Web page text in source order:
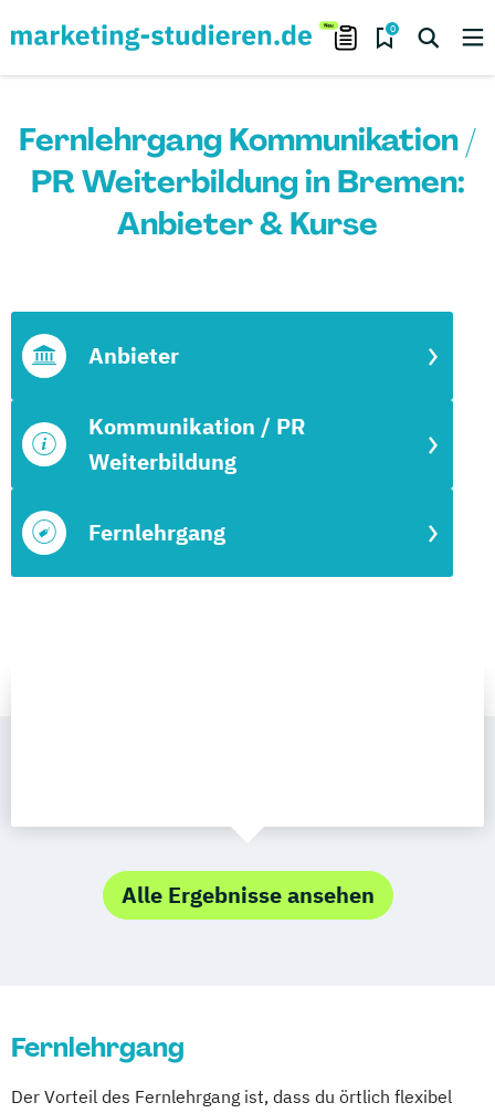
0
Fernlehrgang Kommunikation /
PR Weiterbildung in Bremen:
Anbieter & Kurse
Fernlehrgang
Kommunikation / PR
Weiterbildung
Anbieter
Alle Ergebnisse ansehen
Fernlehrgang
Der Vorteil des Fernlehrgang ist, dass du örtlich flexibel